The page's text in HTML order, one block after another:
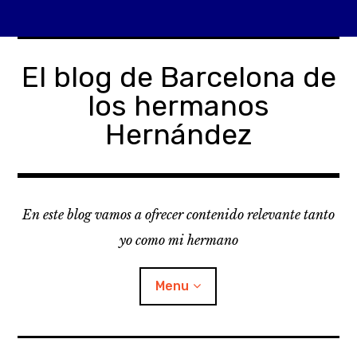
contentEl blog de Barcelona de
los hermanos
Hernández
En este blog vamos a ofrecer contenido relevante tanto
yo como mi hermano
Menu